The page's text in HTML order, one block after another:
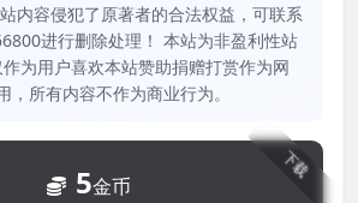
内容侵犯了原著者的合法权益，可联系
进行删除处理！ 本站为非盈利性站
为用户喜欢本站赞助捐赠打赏作为网
，所有内容不作为商业行为。
下载
5金币